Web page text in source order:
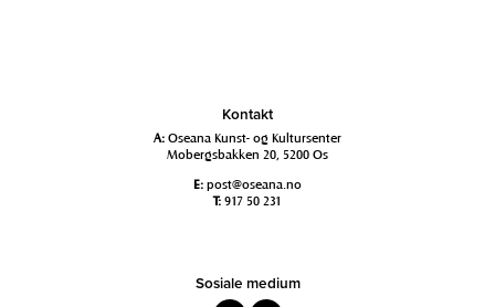
Kontakt
A: Oseana Kunst- og Kultursenter
Mobergsbakken 20, 5200 Os
E: post@oseana.no
T: 917 50 231
Sosiale medium